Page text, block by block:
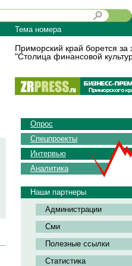
Тема номера
Приморский край борется за
"Столица финансовой
Опрос
Спецпроекты
Интервью
Аналитика
Наши партнеры
Администрации
Сми
Полезные ссылки
Статистика